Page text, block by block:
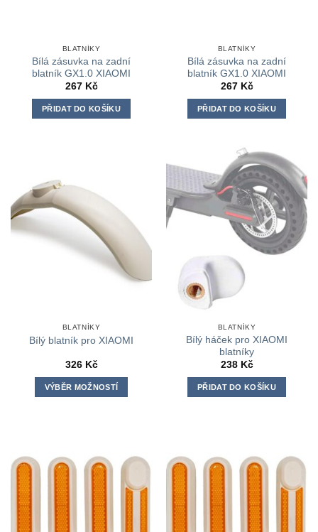
BLATNÍKY
Bílá zásuvka na zadní
blatník GX1.0 XIAOMI
267 Kč
PŘIDAT DO KOŠÍKU
BLATNÍKY
Bílá zásuvka na zadní
blatník GX1.0 XIAOMI
267 Kč
PŘIDAT DO KOŠÍKU
BLATNÍKY
Bílý blatník pro XIAOMI
326 Kč
VÝBĚR MOŽNOSTÍ
variant.
Možnosti
vybrat
BLATNÍKY
Bílý háček pro XIAOMI
blatníky
238 Kč
PŘIDAT DO KOŠÍKU